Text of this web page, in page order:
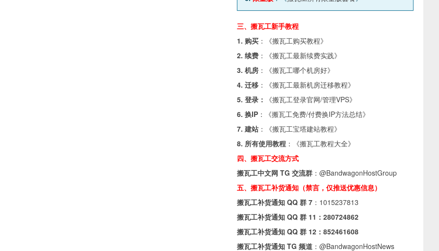
三、搬瓦工新手教程
1. 购买 ：《搬瓦工购买教程》
2. 续费 ：《搬瓦工最新续费实践》
3. 机房 ：《搬瓦工哪个机房好》
4. 迁移 ：《搬瓦工最新机房迁移教程》
5. 登录：
《搬瓦工登录官网/管理VPS》
6. 换IP ：《搬瓦工免费/付费换IP方法总结》
7. 建站 ：《搬瓦工宝塔建站教程》
8. 所有使用教程 ：《搬瓦工教程大全》
四、搬瓦工交流方式
搬瓦工中文网 TG 交流群 ： @BandwagonHostGroup
五、搬瓦工补货通知（禁言，仅推送优惠信息）
搬瓦工补货通知 QQ 群 7 ： 1015237813
搬瓦工补货通知 QQ 群 11： 280724862
搬瓦工补货通知 QQ 群 12： 852461608
搬瓦工补货通知 TG 频道 ： @BandwagonHostNews